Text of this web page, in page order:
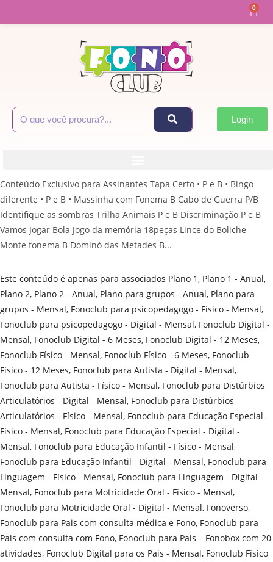
0
Login
Conteúdo Exclusivo para Assinantes Tapa Certo • P e B • Bingo
diferente • P e B • Massinha com Fonema B Cabo de Guerra P/B
Identifique as sombras Trilha Animais P e B Discriminação P e B
Vamos Jogar Bola Jogo da memória 18peças Lince do Boliche
Monte fonema B Dominó das Metades B...
Este conteúdo é apenas para associados Plano 1, Plano 1 - Anual,
Plano 2, Plano 2 - Anual, Plano para grupos - Anual, Plano para
grupos - Mensal, Fonoclub para psicopedagogo - Físico - Mensal,
Fonoclub para psicopedagogo - Digital - Mensal, Fonoclub Digital -
Mensal, Fonoclub Digital - 6 Meses, Fonoclub Digital - 12 Meses,
Fonoclub Físico - Mensal, Fonoclub Físico - 6 Meses, Fonoclub
Físico - 12 Meses, Fonoclub para Autista - Digital - Mensal,
Fonoclub para Autista - Físico - Mensal, Fonoclub para Distúrbios
Articulatórios - Digital - Mensal, Fonoclub para Distúrbios
Articulatórios - Físico - Mensal, Fonoclub para Educação Especial -
Físico - Mensal, Fonoclub para Educação Especial - Digital -
Mensal, Fonoclub para Educação Infantil - Físico - Mensal,
Fonoclub para Educação Infantil - Digital - Mensal, Fonoclub para
Linguagem - Físico - Mensal, Fonoclub para Linguagem - Digital -
Mensal, Fonoclub para Motricidade Oral - Físico - Mensal,
Fonoclub para Motricidade Oral - Digital - Mensal, Fonoverso,
Fonoclub para Pais com consulta médica e Fono, Fonoclub para
Pais com consulta com Fono, Fonoclub para Pais – Fonobox com 20
atividades, Fonoclub Digital para os Pais - Mensal, Fonoclub Físico